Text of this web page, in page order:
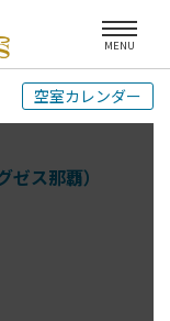
MENU
空室カレンダー